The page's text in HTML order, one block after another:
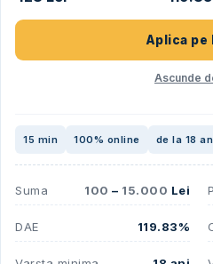
Aplica pe
Ascunde
15 min 100% online de la 18
Suma 100 – 15.000 Lei
DAE 119.83%